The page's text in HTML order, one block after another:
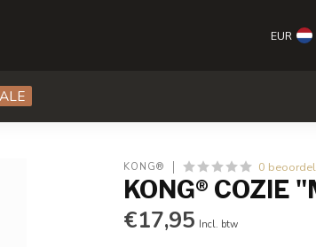
EUR
KONG® 0
KONG® COZIE
€17,95 Incl. btw